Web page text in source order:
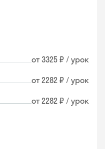
от 3325 ₽ / урок
от 2282 ₽ / урок
от 2282 ₽ / урок